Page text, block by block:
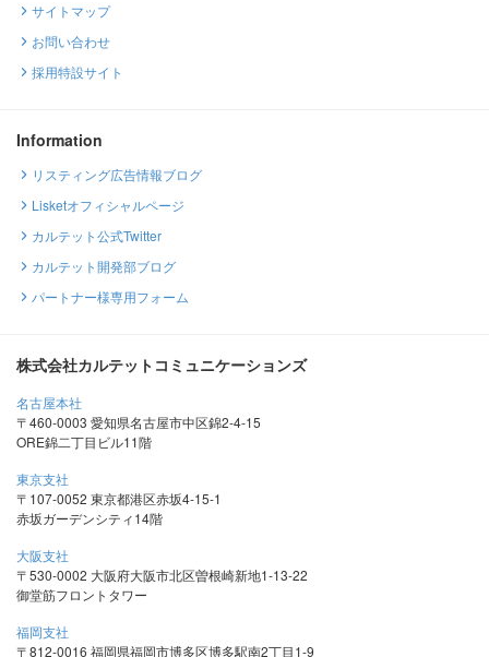
サイトマップ
お問い合わせ
採用特設サイト
Information
リスティング広告情報ブログ
Lisketオフィシャルページ
カルテット公式Twitter
カルテット開発部ブログ
パートナー様専用フォーム
株式会社カルテットコミュニケーションズ
名古屋本社
〒460-0003 愛知県名古屋市中区錦2-4-15
ORE錦二丁目ビル11階
東京支社
〒107-0052 東京都港区赤坂4-15-1
赤坂ガーデンシティ14階
大阪支社
〒530-0002 大阪府大阪市北区曽根崎新地1-13-22
御堂筋フロントタワー
福岡支社
〒812-0016 福岡県福岡市博多区博多駅南2丁目1-9